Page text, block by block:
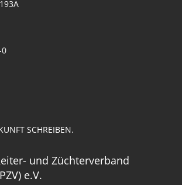
0
SCHREIBEN.
und Züchterverband
e.V.